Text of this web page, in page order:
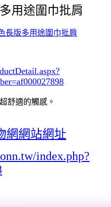
用途圍巾批肩
舒適的觸感。
網網站網址
index.php?